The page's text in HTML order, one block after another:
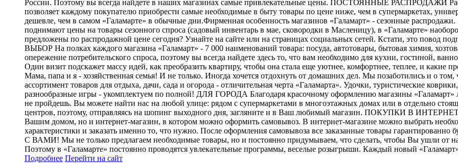
России. Поэтому вы всегда найдете в наших магазинах самые привлекательные цены. ПОСТОЯННЫЕ РАСПРОДАЖИ
позволяет каждому покупателю приобрести самые необходимые в быту товары по цене ниже, чем в супермаркетах,
дешевле, чем в самом «Галамарте» в обычные дни.Фирменная особенность магазинов «Галамарт» - сезонные
поднимают цены на товары сезонного спроса (садовый инвентарь в мае, сковородки в Масленицу), в «Галамарте»
предложены по распродажной цене сегодня? Узнайте на сайте или на страницах социальных сетей. Кстати, это повод
ВЫБОР На полках каждого магазина «Галамарт» - 7 000 наименований товара: посуда, автотовары, бытовая химия,
опережение потребительского спроса, поэтому вы всегда найдете здесь то, что вам необходимо для кухни, гостиной,
Один визит подскажет массу идей, как преобразить квартиру, чтобы она стала еще уютнее, комфортнее, теплее, и
Мама, папа и я - хозяйственная семья! И не только. Иногда хочется отдохнуть от домашних дел. Мы позаботились и о
ассортимент товаров для отдыха, дачи, сада и огорода - отличительная черта «Галамарта». Удочки, туристические
разнообразные игры - укомплектуем по полной! ДЛЯ ГОРОДА Благодаря красочному оформлению магазины
не пройдешь. Вы можете найти нас на любой улице: рядом с супермаркетами в многоэтажных домах или в отдельно
центров, поэтому, отправляясь на шопинг выходного дня, загляните и в Ваш любимый магазин. ПОКУПКИ В
Вашим домом, но и интернет-магазин, в котором можно оформить самовывоз. В интернет-магазине можно выбрать
характеристики и заказать именно то, что нужно. После оформления самовывоза все заказанные товары
С ВАМИ! Мы не только предлагаем необходимые товары, но и постоянно придумываем, что сделать, чтобы Вы ушли от
Поэтому в «Галамарте» постоянно проводятся увлекательные программы, веселые розыгрыши. Каждый новый
Подробнее Перейти на сайт